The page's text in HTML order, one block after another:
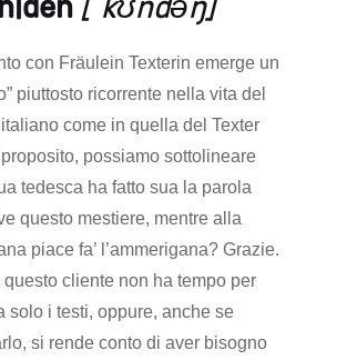
con Fräulein Texterin emerge un
piuttosto ricorrente nella vita del
come in quella del Texter
possiamo sottolineare
tedesca ha fatto sua la parola
questo mestiere, mentre alla
piace fa’ l’ammerigana? Grazie.
questo cliente non ha tempo per
solo i testi, oppure, anche se
si rende conto di aver bisogno